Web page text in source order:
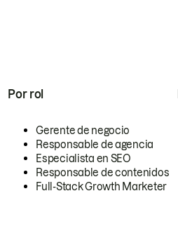
Por rol
Gerente de negocio
Responsable de agencia
Especialista en SEO
Responsable de contenidos
Full-Stack Growth Marketer